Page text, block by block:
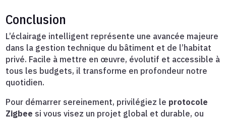
Conclusion
L’éclairage intelligent représente une avancée majeure
dans la gestion technique du bâtiment et de l’habitat
privé. Facile à mettre en œuvre, évolutif et accessible à
tous les budgets, il transforme en profondeur notre
quotidien.
Pour démarrer sereinement, privilégiez le protocole
Zigbee si vous visez un projet global et durable, ou